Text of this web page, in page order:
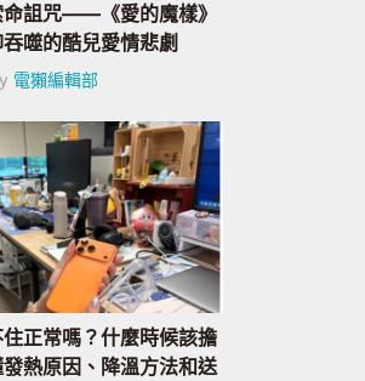
命詛咒——《愛的魔樣》
噬的酷兒愛情悲劇
電獺編輯部
正常嗎？什麼時候該擔
熱原因、降溫方法和送